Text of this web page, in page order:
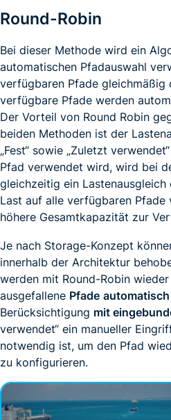
Round-Robin
Bei dieser Methode wird ein
automatischen Pfadauswahl
verfügbaren Pfade
verfügbare Pfade werden
Der Vorteil von Round Robin
beiden Methoden ist der
„Fest“ sowie „Zuletzt
Pfad verwendet wird, wird bei
gleichzeitig ein
Last auf alle verfügbaren
höhere Gesamtkapazität zur
Je nach Storage-Konzept
innerhalb der Architektur
werden mit Round-Robin
ausgefallene Pfade automatisch
Berücksichtigung mit
verwendet“ ein manueller
notwendig ist, um den Pfad
zu konfigurieren.